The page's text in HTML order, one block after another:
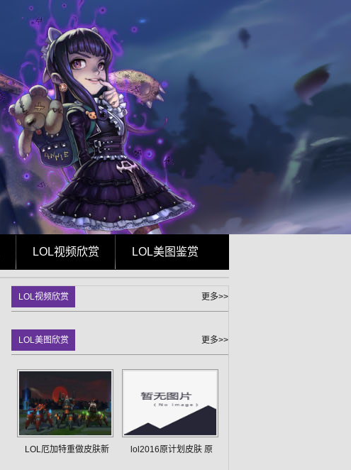
LOL视频欣赏 LOL美图鉴赏
LOL视频欣赏 更多>>
LOL美图欣赏 更多>>
LOL厄加特重做皮肤新 lol2016原计划皮肤 原